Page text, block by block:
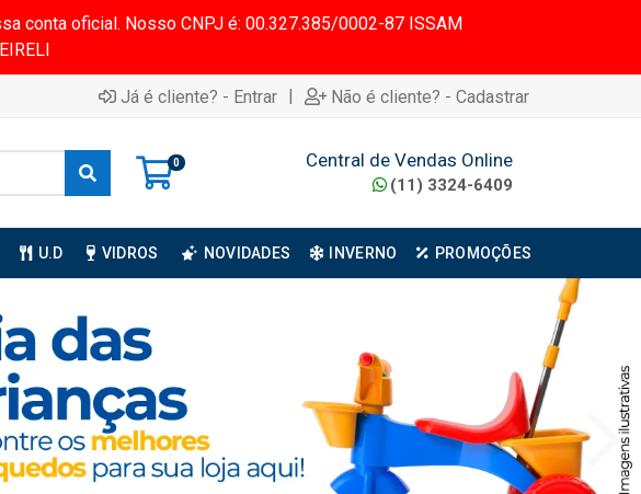
conta oficial. Nosso CNPJ é: 00.327.385/0002-87 ISSAM
Já é cliente? - Entrar | Não é cliente? - Cadastrar
0 Central de Vendas Online
(11) 3324-6409
U.D VIDROS NOVIDADES INVERNO PROMOÇÕES